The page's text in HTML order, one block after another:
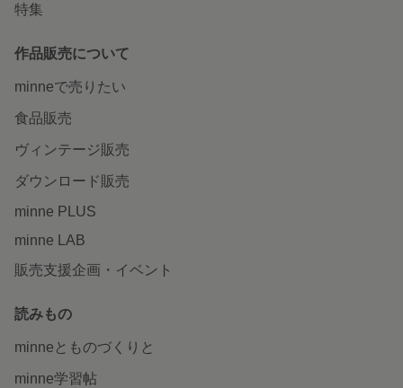
特集
作品販売について
minneで売りたい
食品販売
ヴィンテージ販売
ダウンロード販売
minne PLUS
minne LAB
販売支援企画・イベント
読みもの
minneとものづくりと
minne学習帖